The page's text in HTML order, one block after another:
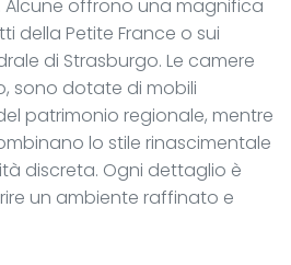
offrono una magnifica
della Petite France o sui
di Strasburgo. Le camere
sono dotate di mobili
patrimonio regionale, mentre
lo stile rinascimentale
discreta. Ogni dettaglio è
un ambiente raffinato e